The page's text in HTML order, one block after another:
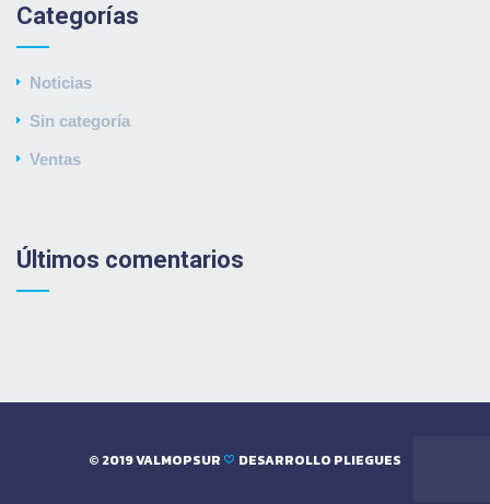
Categorías
Noticias
Sin categoría
Ventas
Últimos comentarios
© 2019 VALMOPSUR DESARROLLO PLIEGUES